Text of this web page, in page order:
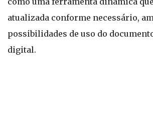
atualizada conforme necessário,
possibilidades de uso do
digital.